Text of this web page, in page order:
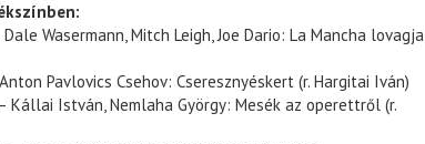
Wasermann, Mitch Leigh, Joe Dario: La Mancha lovagja
Pavlovics Csehov: Cseresznyéskert (r. Hargitai Iván)
Kállai István, Nemlaha György: Mesék az operettről (r.